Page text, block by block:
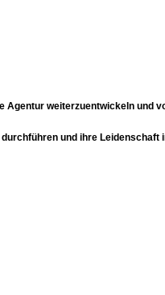
Agentur weiterzuentwickeln und
und ihre Leidenschaft